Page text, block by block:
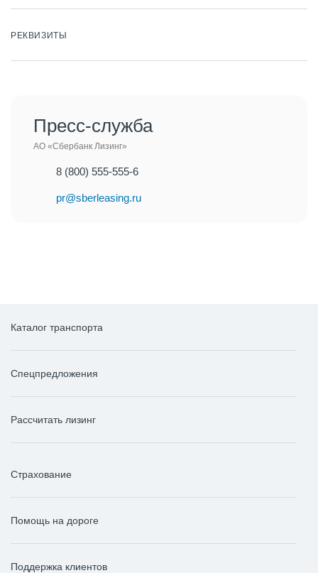
РЕКВИЗИТЫ
Пресс-служба
АО «Сбербанк Лизинг»
8 (800) 555-555-6
pr@sberleasing.ru
Каталог транспорта
Спецпредложения
Рассчитать лизинг
Страхование
Помощь на дороге
Поддержка клиентов